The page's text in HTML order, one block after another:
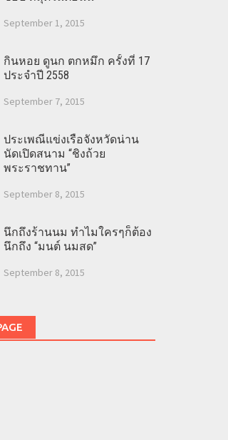
September 1, 2015
กินหอย ดูนก ตกหมึก ครั้งที่ 17
ประจำปี 2558
September 7, 2015
ประเพณีแข่งเรือจังหวัดน่าน
นัดเปิดสนาม “ชิงถ้วย
พระราชทาน”
September 8, 2015
นึกถึงร้านนม ทำไมใครๆก็ต้อง
นึกถึง “มนต์ นมสด”
September 8, 2015